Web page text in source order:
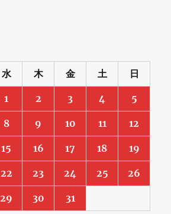
水 木 金 土 日
1 2 3 4 5
8 9 10 11 12
15 16 17 18 19
22 23 24 25 26
29 30 31